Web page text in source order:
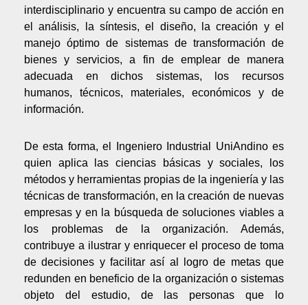
interdisciplinario y encuentra su campo de acción en
el análisis, la síntesis, el diseño, la creación y el
manejo óptimo de sistemas de transformación de
bienes y servicios, a fin de emplear de manera
adecuada en dichos sistemas, los recursos
humanos, técnicos, materiales, económicos y de
información.
De esta forma, el Ingeniero Industrial UniAndino es
quien aplica las ciencias básicas y sociales, los
métodos y herramientas propias de la ingeniería y las
técnicas de transformación, en la creación de nuevas
empresas y en la búsqueda de soluciones viables a
los problemas de la organización. Además,
contribuye a ilustrar y enriquecer el proceso de toma
de decisiones y facilitar así al logro de metas que
redunden en beneficio de la organización o sistemas
objeto del estudio, de las personas que lo